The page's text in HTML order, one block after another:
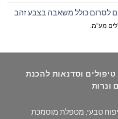
לסרום כולל משאבה בצבע זהב
מע"מ.
וסדנאות להכנת
ונרות